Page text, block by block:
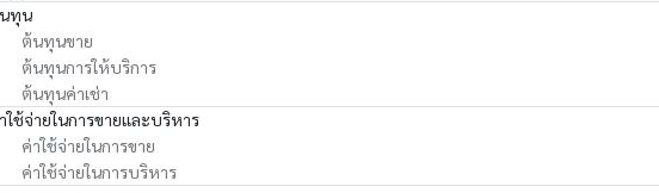
ทุน
ต้นทุนขาย
ต้นทุนการให้บริการ
ต้นทุนค่าเช่า
ใช้จ่ายในการขายและบริหาร
ค่าใช้จ่ายในการขาย
ค่าใช้จ่ายในการบริหาร